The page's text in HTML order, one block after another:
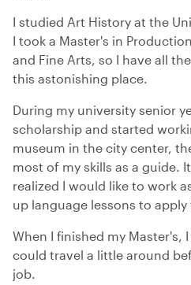
I studied Art History at the
I took a Master's in
and Fine Arts, so I have all
this astonishing place.
During my university senior
scholarship and started
museum in the city center,
most of my skills as a guide.
realized I would like to work
up language lessons to
When I finished my Master's,
could travel a little around
job.